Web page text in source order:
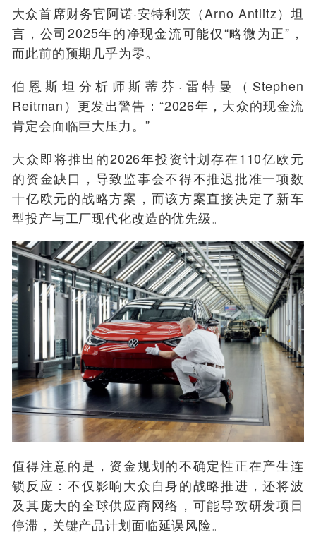
大众首席财务官阿诺·安特利茨（Arno Antlitz）坦
言，公司2025年的净现金流可能仅“略微为正”，
而此前的预期几乎为零。
伯恩斯坦分析师斯蒂芬·雷特曼（Stephen
Reitman）更发出警告：“2026年，大众的现金流
肯定会面临巨大压力。”
大众即将推出的2026年投资计划存在110亿欧元
的资金缺口，导致监事会不得不推迟批准一项数
十亿欧元的战略方案，而该方案直接决定了新车
型投产与工厂现代化改造的优先级。
值得注意的是，资金规划的不确定性正在产生连
锁反应：不仅影响大众自身的战略推进，还将波
及其庞大的全球供应商网络，可能导致研发项目
停滞，关键产品计划面临延误风险。